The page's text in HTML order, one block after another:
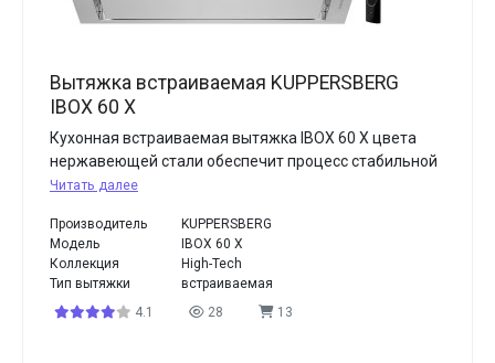
Вытяжка встраиваемая KUPPERSBERG
IBOX 60 X
Кухонная встраиваемая вытяжка IBOX 60 X цвета
нержавеющей стали обеспечит процесс стабильной
Читать далее
Производитель
KUPPERSBERG
Модель
IBOX 60 X
Коллекция
High-Tech
Тип вытяжки
встраиваемая
4.1
28 13